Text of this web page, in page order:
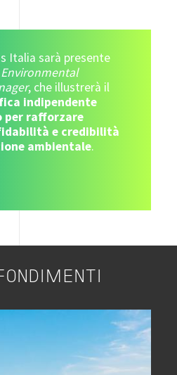
Italia sarà presente
Environmental
, che illustrerà il
indipendente
per rafforzare
e credibilità
ambientale.